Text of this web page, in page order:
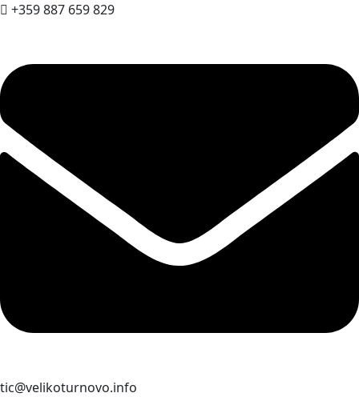
+359 887 659 829
tic@velikoturnovo.info